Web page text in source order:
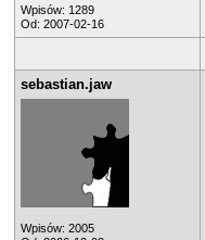
Wpisów: 1289
Od: 2007-02-16
sebastian.jaw
Wpisów: 2005